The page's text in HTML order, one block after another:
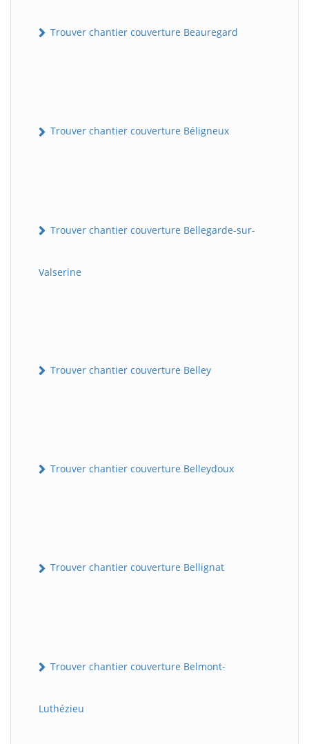
Trouver chantier couverture Beauregard
Trouver chantier couverture Béligneux
Trouver chantier couverture Bellegarde-sur-
Valserine
Trouver chantier couverture Belley
Trouver chantier couverture Belleydoux
Trouver chantier couverture Bellignat
Trouver chantier couverture Belmont-
Luthézieu